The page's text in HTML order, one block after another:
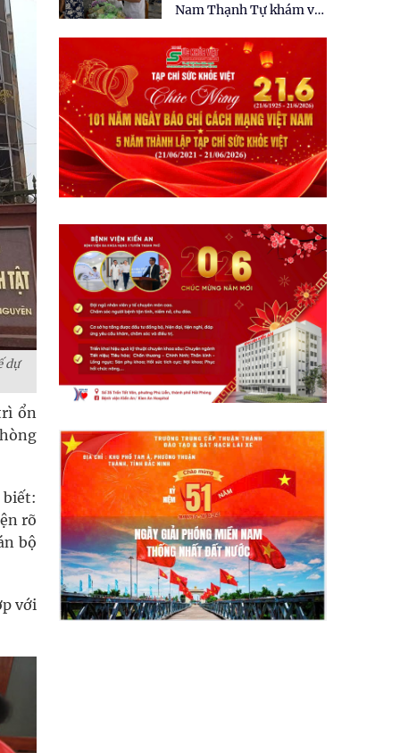
dự
ổn
biết:
rõ
bộ
với
Nam Thạnh Tự khám và
nhân dân